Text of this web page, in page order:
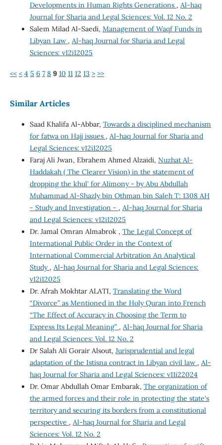
Developments in Human Rights Generations , Al-haq
Journal for Sharia and Legal Sciences: Vol. 12 No. 2
Salem Milad Al-Saedi, Management of Waqf Funds in
Libyan Law , Al-haq Journal for Sharia and Legal
Sciences: v12i12025
<< < 4 5 6 7 8 9 10 11 12 13 > >>
Similar Articles
Saad Khalifa Al-Abbar, Towards a disciplined mechanism
for fatwa on Hajj issues , Al-haq Journal for Sharia and
Legal Sciences: v12i12025
Faraj Ali Jwan, Ebrahem Ahmed Alzaidi, Nuzhat Al-
Haddakah ( The Clearer Vision) in the statement of
dropping the khul' for Alimony - by Abu Abdullah
Muhammad Al-Shazly bin Othman bin Saleh T: 1308 AH
- Study and Investigation - , Al-haq Journal for Sharia
and Legal Sciences: v12i12025
Dr. Jamal Omran Almabrok , The Legal Concept of
International Public Order in the Context of
International Commercial Arbitration An Analytical
Study , Al-haq Journal for Sharia and Legal Sciences:
v12i12025
Dr. Afrah Mokhtar ALATI, Translating the Word
“Divorce” as Mentioned in the Holy Quran into French
“The Effect of Accuracy in Choosing the Term to
Express Its Legal Meaning” , Al-haq Journal for Sharia
and Legal Sciences: Vol. 12 No. 2
Dr Salah Ali Gorair Alsout, Jurisprudential and legal
adaptation of the Istisna contract in Libyan civil law , Al-
haq Journal for Sharia and Legal Sciences: v11i22024
Dr. Omar Abdullah Omar Embarak, The organization of
the armed forces and their role in protecting the state's
territory and securing its borders from a constitutional
perspective , Al-haq Journal for Sharia and Legal
Sciences: Vol. 12 No. 2